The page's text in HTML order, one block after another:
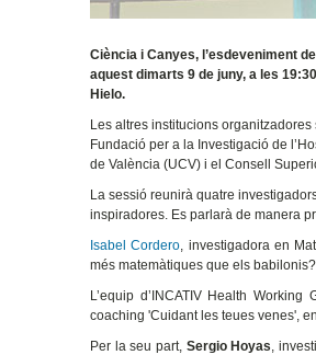
Ciència i Canyes, l’esdeveniment
aquest dimarts 9 de juny, a les
Hielo.
Les altres institucions
Fundació per a la Investigació de
de València (UCV) i el Consell
La sessió reunirà quatre
inspiradores. Es parlarà de manera
Isabel Cordero, investigadora en
més matemàtiques que els
L’equip d’INCATIV Health
coaching 'Cuidant les teues venes',
Per la seu part, Sergio Hoyas ,